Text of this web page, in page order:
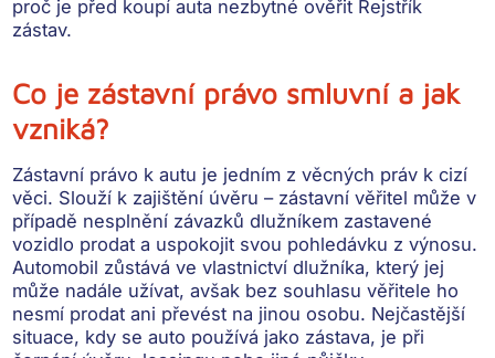
proč je před koupí auta nezbytné ověřit Rejstřík
zástav.
Co je zástavní právo smluvní a jak
vzniká?
Zástavní právo k autu je jedním z věcných práv k cizí
věci. Slouží k zajištění úvěru – zástavní věřitel může v
případě nesplnění závazků dlužníkem zastavené
vozidlo prodat a uspokojit svou pohledávku z výnosu.
Automobil zůstáváve vlastnictví dlužníka, který jej
může nadále užívat, avšak bez souhlasu věřitele ho
nesmí prodat ani převést na jinou osobu. Nejčastější
situace, kdy se auto používá jako zástava, je při